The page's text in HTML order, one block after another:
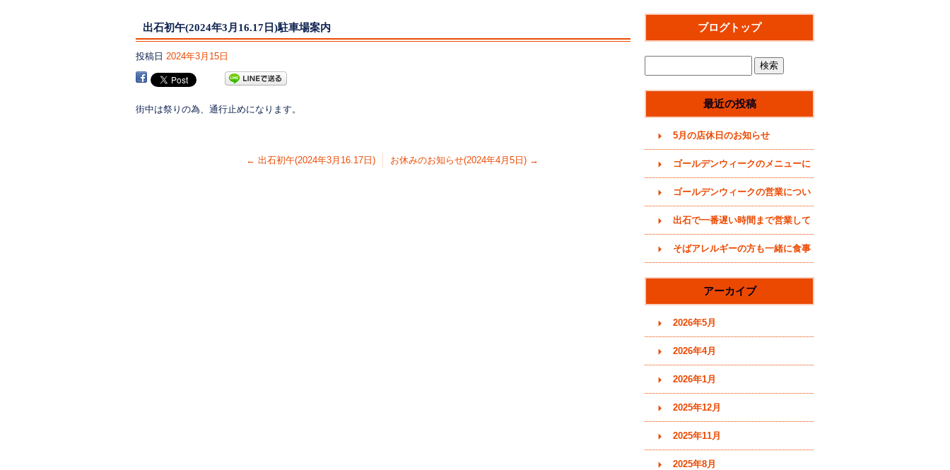
出石初午(2024年3月16.17日)駐車場案内
投稿日 2024年3月15日
街中は祭りの為、通行止めになります。
← 出石初午(2024年3月16.17日) お休みのお知らせ(2024年4月5日) →
ブログトップ
最近の投稿
5月の店休日のお知らせ
ゴールデンウィークのメニューに
ついて(2026年)
ゴールデンウィークの営業につい
て(2026年4月29日)
出石で一番遅い時間まで営業して
いるそば屋(〜20時まで)
そばアレルギーの方も一緒に食事
をどうぞ (うどんメニューありま
す)
アーカイブ
2026年5月
2026年4月
2026年1月
2025年12月
2025年11月
2025年8月